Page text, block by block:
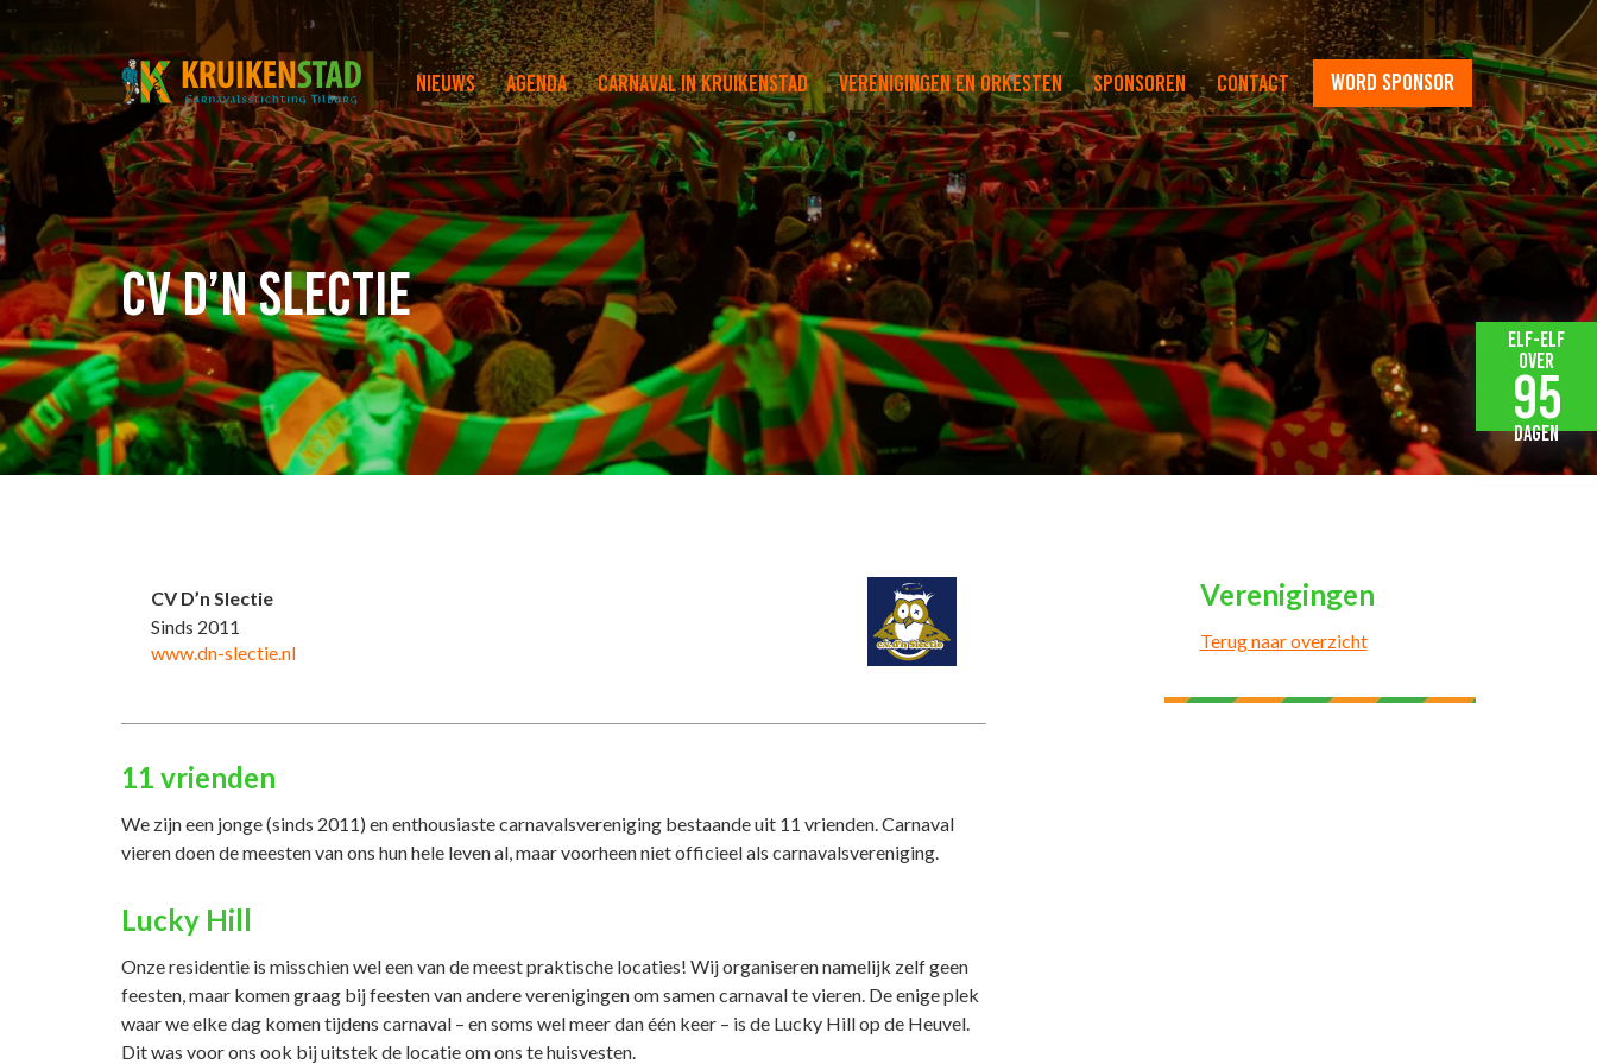
Nieuws Agenda Carnaval in Kruikenstad Verenigingen en orkesten Sponsoren Contact word sponsor
CV D’n Slectie
CV D’n Slectie
Sinds 2011
www.dn-slectie.nl
11 vrienden
We zijn een jonge (sinds 2011) en enthousiaste carnavalsvereniging bestaande uit 11 vrienden. Carnaval
vieren doen de meesten van ons hun hele leven al, maar voorheen niet officieel als carnavalsvereniging.
Lucky Hill
Onze residentie is misschien wel een van de meest praktische locaties! Wij organiseren namelijk zelf geen
feesten, maar komen graag bij feesten van andere verenigingen om samen carnaval te vieren. De enige plek
waar we elke dag komen tijdens carnaval – en soms wel meer dan één keer – is de Lucky Hill op de Heuvel.
Dit was voor ons ook bij uitstek de locatie om ons te huisvesten.
Verenigingen
Terug naar overzicht
Elf-elf
over
95
dagen